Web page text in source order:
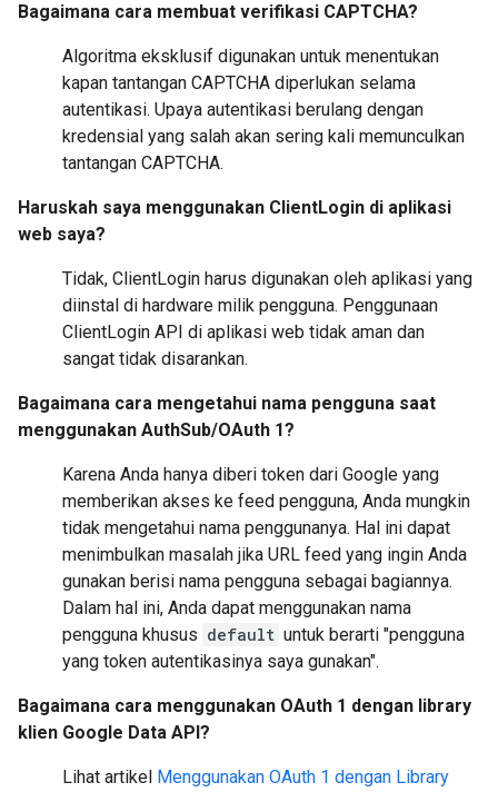
Bagaimana cara membuat verifikasi CAPTCHA?
Algoritma eksklusif digunakan untuk menentukan
kapan tantangan CAPTCHA diperlukan selama
autentikasi. Upaya autentikasi berulang dengan
kredensial yang salah akan sering kali memunculkan
tantangan CAPTCHA.
Haruskah saya menggunakan ClientLogin di aplikasi
web saya?
Tidak, ClientLogin harus digunakan oleh aplikasi yang
diinstal di hardware milik pengguna. Penggunaan
ClientLogin API di aplikasi web tidak aman dan
sangat tidak disarankan.
Bagaimana cara mengetahui nama pengguna saat
menggunakan AuthSub/OAuth 1?
Karena Anda hanya diberi token dari Google yang
memberikan akses ke feed pengguna, Anda mungkin
tidak mengetahui nama penggunanya. Hal ini dapat
menimbulkan masalah jika URL feed yang ingin Anda
gunakan berisi nama pengguna sebagai bagiannya.
Dalam hal ini, Anda dapat menggunakan nama
pengguna khusus default untuk berarti "pengguna
yang token autentikasinya saya gunakan".
Bagaimana cara menggunakan OAuth 1 dengan library
klien Google Data API?
Lihat artikel Menggunakan OAuth 1 dengan Library